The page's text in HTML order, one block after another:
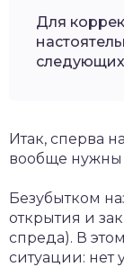
Для
Итак, сперва
вообще нужны
Безубытком
открытия и
спреда). В
ситуации: нет